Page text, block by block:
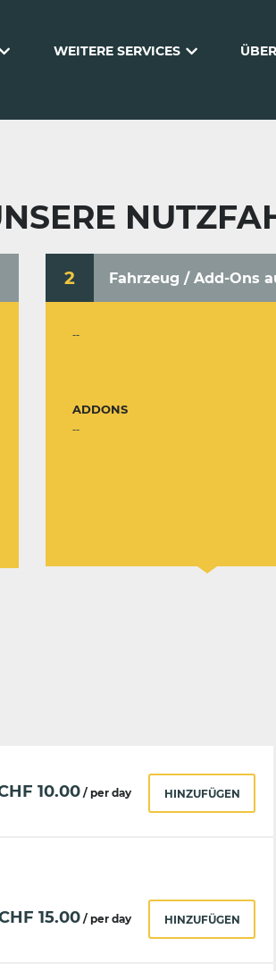
WEITERE SERVICES
2 Fahrzeug / Add-Ons
--
ADDONS
--
10.00 / per day HINZUFÜGEN
15.00 / per day HINZUFÜGEN